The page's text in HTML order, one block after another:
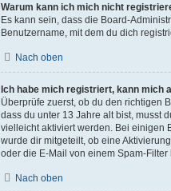
Warum kann ich mich nicht
Es kann sein, dass die Board-
Benutzername, mit dem du dich
Nach oben
Ich habe mich registriert, kann mich
Überprüfe zuerst, ob du den richtigen
dass du unter 13 Jahre alt bist, musst
vielleicht aktiviert werden. Bei einigen
wurde dir mitgeteilt, ob eine
oder die E-Mail von einem Spam-
Nach oben